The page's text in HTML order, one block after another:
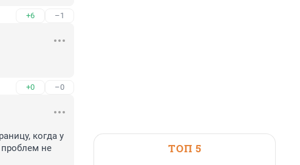
+6 –1
+0 –0
когда у
не
ТОП 5